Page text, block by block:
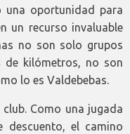
una oportunidad para
un recurso invaluable
no son solo grupos
de kilómetros, no son
lo es Valdebebas.
Como una jugada
el camino